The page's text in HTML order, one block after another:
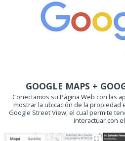
GOOGLE MAPS +
Conectamos su Página Web con las
mostrar la ubicación de la propiedad
Google Street View, el cual permite
interactuar con